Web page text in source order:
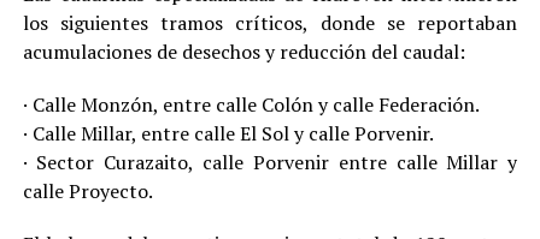
los siguientes tramos críticos, donde se reportaban
acumulaciones de desechos y reducción del caudal:
· Calle Monzón, entre calle Colón y calle Federación.
· Calle Millar, entre calle El Sol y calle Porvenir.
· Sector Curazaito, calle Porvenir entre calle Millar y
calle Proyecto.